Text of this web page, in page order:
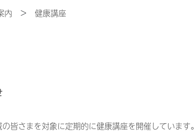
内 健康講座
皆さまを対象に定期的に健康講座を開催しています。